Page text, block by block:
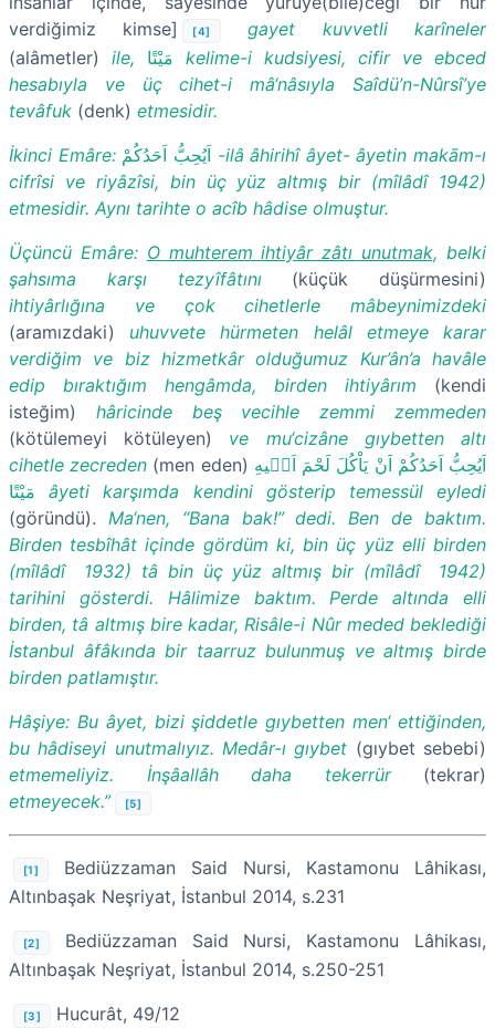
verdiğimiz kimse]
[4]
gayet kuvvetli karîneler
(alâmetler)
ile, مَيْتًا kelime-i kudsiyesi, cifir ve ebced
hesabıyla ve üç cihet-i mâ‘nâsıyla Saîdü’n-Nûrsî’ye
tevâfuk (denk) etmesidir.
İkinci Emâre: اَيُحِبُّ اَحَدُكُمْ -ilâ âhirihî âyet- âyetin makām-ı
cifrîsi ve riyâzîsi, bin üç yüz altmış bir (mîlâdî 1942)
etmesidir. Aynı tarihte o acîb hâdise olmuştur.
Üçüncü Emâre: O muhterem ihtiyâr zâtı unutmak, belki
şahsıma karşı tezyîfâtını (küçük düşürmesini)
ihtiyârlığına ve çok cihetlerle mâbeynimizdeki
(aramızdaki) uhuvvete hürmeten helâl etmeye karar
verdiğim ve biz hizmetkâr olduğumuz Kur’ân’a havâle
edip bıraktığım hengâmda, birden ihtiyârım (kendi
isteğim) hâricinde beş vecihle zemmi zemmeden
(kötülemeyi kötüleyen)
ve mu‘cizâne gıybetten altı
cihetle zecreden (men eden) اَيُحِبُّ اَحَدُكُمْ اَنْ يَاْكُلَ لَحْمَ اَخ۪يهِ
مَيْتًا âyeti karşımda kendini gösterip temessül eyledi
(göründü). Ma‘nen, “Bana bak!” dedi. Ben de baktım.
Birden tesbîhât içinde gördüm ki, bin üç yüz elli birden
(mîlâdî 1932) tâ bin üç yüz altmış bir (mîlâdî 1942)
tarihini gösterdi. Hâlimize baktım. Perde altında elli
birden, tâ altmış bire kadar, Risâle-i Nûr meded beklediği
İstanbul âfâkında bir taarruz bulunmuş ve altmış birde
birden patlamıştır.
Hâşiye: Bu âyet, bizi şiddetle gıybetten men‘ ettiğinden,
bu hâdiseyi unutmalıyız. Medâr-ı gıybet (gıybet sebebi)
etmemeliyiz. İnşâallâh daha tekerrür (tekrar)
etmeyecek.”
[5]
[1]
Bediüzzaman Said Nursi, Kastamonu Lâhikası,
Altınbaşak Neşriyat, İstanbul 2014, s.231
[2]
Bediüzzaman Said Nursi, Kastamonu Lâhikası,
Altınbaşak Neşriyat, İstanbul 2014, s.250-251
[3] Hucurât, 49/12